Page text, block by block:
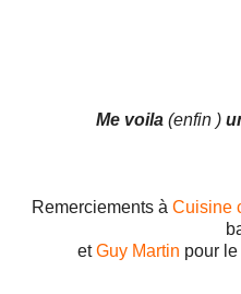
Me voila (enfin )
Remerciements à Cuisine
et Guy Martin pour